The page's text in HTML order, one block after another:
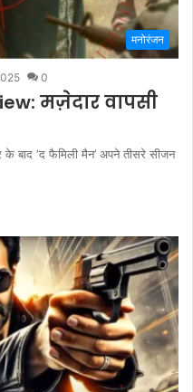
मनोरंजन
0
मज़ेदार वापसी
‘द फैमिली मैन’ अपने तीसरे सीजन